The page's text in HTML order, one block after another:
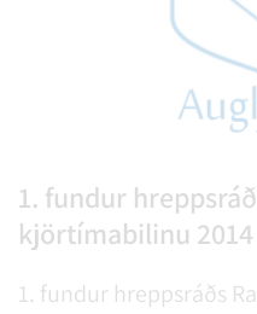
1. fundur
kjörtímabilinu 2014
1. fundur hreppsráðs